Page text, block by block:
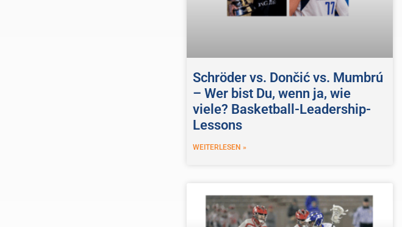
Schröder vs. Dončić vs. Mumbrú
– Wer bist Du, wenn ja, wie
viele? Basketball-Leadership-
Lessons
WEITERLESEN »